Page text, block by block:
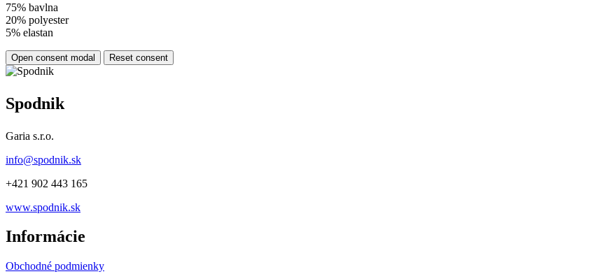
75% bavlna
20% polyester
5% elastan
Open consent modal Reset consent
Spodnik
Garia s.r.o.
info@spodnik.sk
+421 902 443 165
www.spodnik.sk
Informácie
Obchodné podmienky